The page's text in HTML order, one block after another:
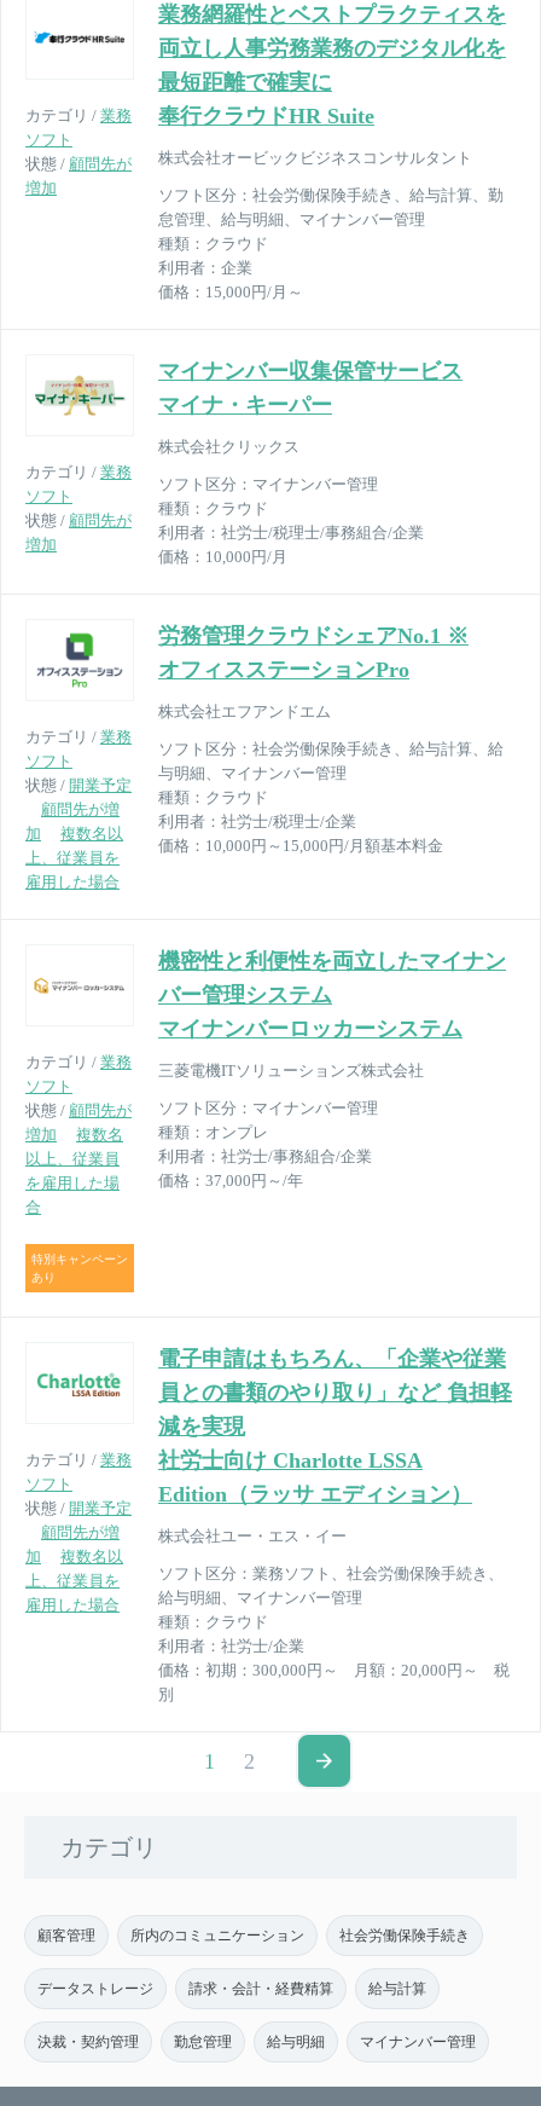
カテゴリ / 業務
ソフト
状態 / 顧問先が
増加
業務網羅性とベストプラクティスを
両立し人事労務業務のデジタル化を
最短距離で確実に
奉行クラウドHR Suite
株式会社オービックビジネスコンサルタント
ソフト区分： 社会労働保険手続き、給与計算、勤
怠管理、給与明細、マイナンバー管理
種類： クラウド
利用者： 企業
価格： 15,000円/月～
カテゴリ / 業務
ソフト
状態 / 顧問先が
増加
マイナンバー収集保管サービス
マイナ・キーパー
株式会社クリックス
ソフト区分： マイナンバー管理
種類： クラウド
利用者： 社労士/税理士/事務組合/企業
価格： 10,000円/月
カテゴリ / 業務
ソフト
状態 / 開業予定
顧問先が増
加
複数名以
上、従業員を
雇用した場合
労務管理クラウドシェアNo.1 ※
オフィスステーションPro
株式会社エフアンドエム
ソフト区分： 社会労働保険手続き、給与計算、給
与明細、マイナンバー管理
種類： クラウド
利用者： 社労士/税理士/企業
価格： 10,000円～15,000円/月額基本料金
カテゴリ / 業務
ソフト
状態 / 顧問先が
増加
複数名
以上、従業員
を雇用した場
合
特別キャンペーン
あり
機密性と利便性を両立したマイナン
バー管理システム
マイナンバーロッカーシステム
三菱電機ITソリューションズ株式会社
ソフト区分： マイナンバー管理
種類： オンプレ
利用者： 社労士/事務組合/企業
価格： 37,000円～/年
カテゴリ / 業務
ソフト
状態 / 開業予定
顧問先が増
加
複数名以
上、従業員を
雇用した場合
電子申請はもちろん、「企業や従業
員との書類のやり取り」など 負担軽
減を実現
社労士向け Charlotte LSSA
Edition（ラッサ エディション）
株式会社ユー・エス・イー
ソフト区分： 業務ソフト、社会労働保険手続き、
給与明細、マイナンバー管理
種類： クラウド
利用者： 社労士/企業
価格： 初期：300,000円～ 月額：20,000円～ 税
別
1 2
カテゴリ
顧客管理 所内のコミュニケーション 社会労働保険手続き
データストレージ 請求・会計・経費精算 給与計算
決裁・契約管理 勤怠管理 給与明細 マイナンバー管理